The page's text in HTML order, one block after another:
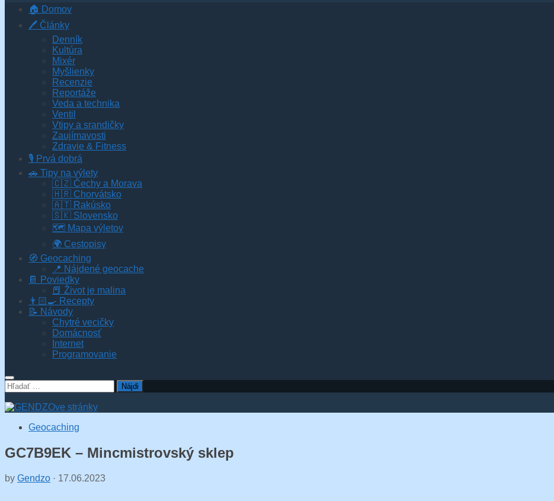
🏠 Domov
🖊️ Články
Denník
Kultúra
Mixér
Myšlienky
Recenzie
Reportáže
Veda a technika
Ventil
Vtipy a srandičky
Zaujímavosti
Zdravie & Fitness
🎙️ Prvá dobrá
🚗 Tipy na výlety
🇨🇿 Čechy a Morava
🇭🇷 Chorvátsko
🇦🇹 Rakúsko
🇸🇰 Slovensko
🗺 Mapa výletov
🌍 Cestopisy
🧭 Geocaching
📍 Nájdené geocache
📔 Poviedky
📕 Život je malina
👨🏻‍🍳 Recepty
📝 Návody
Chytré vecičky
Domácnosť
Internet
Programovanie
Hľadať:
Geocaching
GC7B9EK – Mincmistrovský sklep
by Gendzo · 17.06.2023